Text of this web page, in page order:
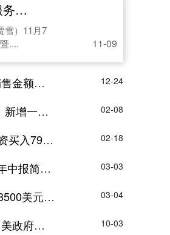
动
11-09
雪）11月7
....
亿元 12-24
科技有限公司 02-08
额18.79亿元 02-18
债务压力上升 03-03
/盎司！ 03-04
再推升金价 10-03